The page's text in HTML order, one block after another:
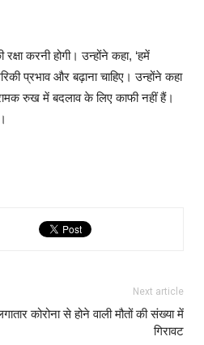
करनी होगी। उन्होंने कहा, ‘हमें
प्रभाव और बढ़ाना चाहिए। उन्‍होंने कहा
रुख में बदलाव के लिए काफी नहीं हैं।
Next article
कोरोना से होने वाली मौतों की संख्या में
गिरावट